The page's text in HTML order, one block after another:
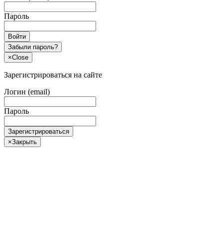
Пароль
Войти
Забыли пароль?
×Close
Зарегистрироваться на сайте
Логин (email)
Пароль
Зарегистрироваться
×Закрыть